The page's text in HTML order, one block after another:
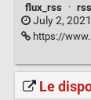
flux_rss
· rss
July 2,
https://
Le